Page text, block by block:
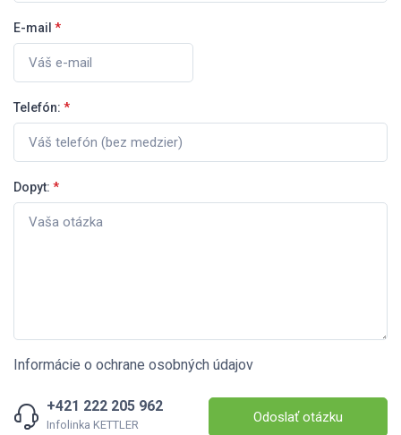
E-mail *
Telefón: *
Dopyt: *
Informácie o ochrane osobných údajov
+421 222 205 962
Infolinka KETTLER Odoslať otázku